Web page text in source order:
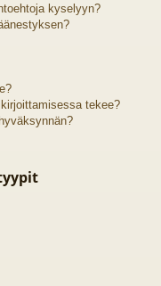
kyselyyn?
kirjoittamisessa tekee?